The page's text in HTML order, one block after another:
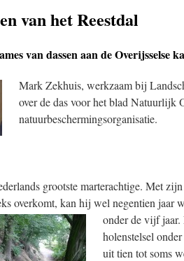
van het Reestdal
van dassen aan de Overijsselse
Mark Zekhuis, werkzaam bij
over de das voor het blad Natuurlijk
natuurbeschermingsorganisatie.
grootste marterachtige. Met
overkomt, kan hij wel negentien jaar
onder de vijf jaar.
holenstelsel
uit tien tot soms